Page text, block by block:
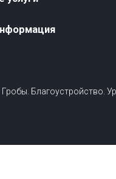
Благоустройство.